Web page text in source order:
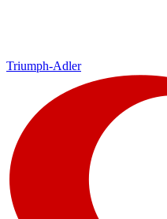
Triumph-Adler